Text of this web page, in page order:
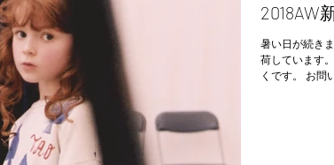
2018AW
暑い日が続き
荷しています
くです。 お問